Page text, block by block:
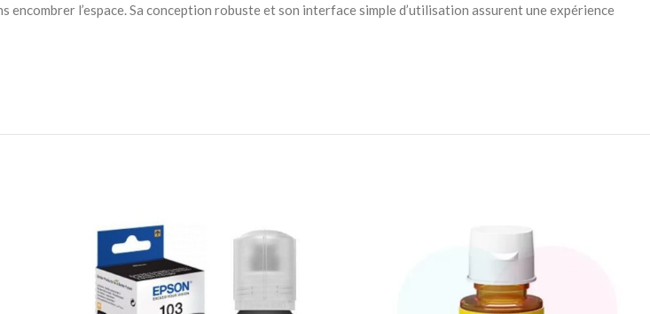
l’espace. Sa conception robuste et son interface simple d’utilisation assurent une expérience